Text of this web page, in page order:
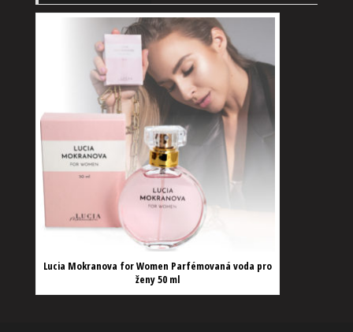
Lucia Mokranova for Women Parfémovaná voda pro
ženy 50 ml